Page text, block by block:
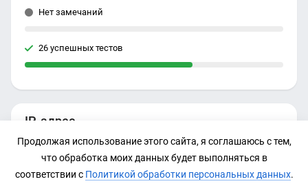
IP-адрес
31.184.213.35
Нет замечаний
26 успешных тестов
Продолжая использование этого сайта, я соглашаюсь с тем,
что обработка моих данных будет выполняться в
соответствии с Политикой обработки персональных данных.